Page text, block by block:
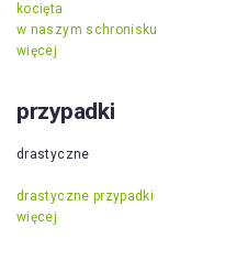
kocięta
w naszym schronisku
więcej
przypadki
drastyczne
drastyczne przypadki
więcej